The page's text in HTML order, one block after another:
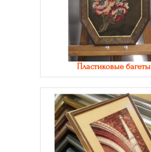
Пластиковые багеты